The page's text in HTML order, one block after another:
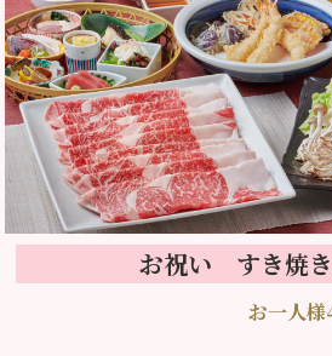
お祝い すき焼
お一人